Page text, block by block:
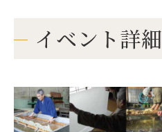
イベント詳細